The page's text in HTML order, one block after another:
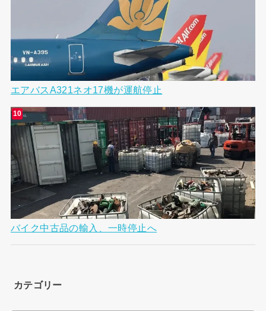
エアバスA321ネオ17機が運航停止
バイク中古品の輸入、一時停止へ
カテゴリー